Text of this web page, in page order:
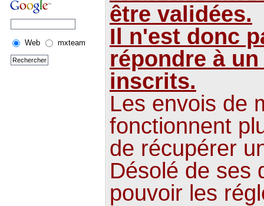
Web mxteam
être validées.
Il n'est donc
répondre à
inscrits.
Les envois de
fonctionnent
de récupérer
Désolé de ses
pouvoir les